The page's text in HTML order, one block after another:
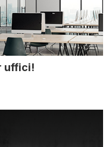
uffici!